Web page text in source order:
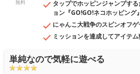
無料
タップでホッピンジャンプす
ョン『GO!GO!ネコホッピング』
にゃんこ大戦争のスピンオフ
ミッションを達成してアイテ
単純なので気軽に遊べる